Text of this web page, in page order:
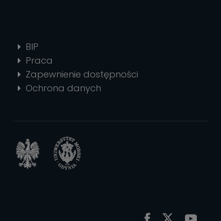
BIP
Praca
Zapewnienie dostępności
Ochrona danych